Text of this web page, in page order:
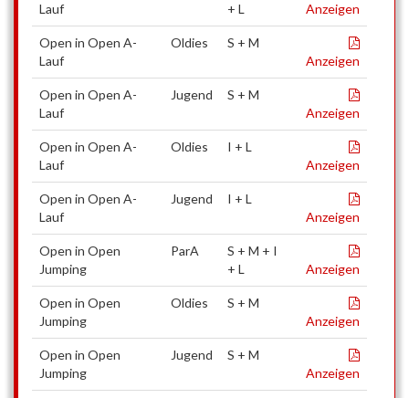
Lauf
+ L
Anzeigen
Open in Open A-
Lauf
Oldies
S + M
Anzeigen
Open in Open A-
Lauf
Jugend
S + M
Anzeigen
Open in Open A-
Lauf
Oldies
I + L
Anzeigen
Open in Open A-
Lauf
Jugend
I + L
Anzeigen
Open in Open
Jumping
ParA
S + M + I
+ L
Anzeigen
Open in Open
Jumping
Oldies
S + M
Anzeigen
Open in Open
Jumping
Jugend
S + M
Anzeigen